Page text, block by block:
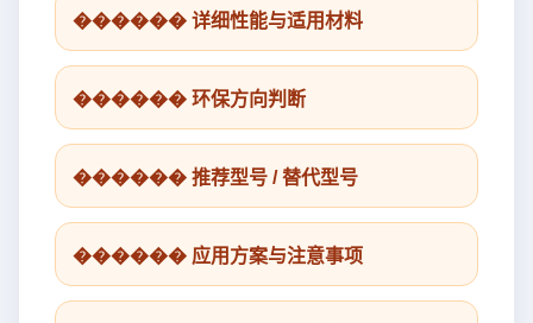
������ 详细性能与适用材料
������ 环保方向判断
������ 推荐型号 / 替代型号
������ 应用方案与注意事项